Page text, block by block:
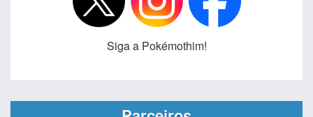
Siga a Pokémothim!